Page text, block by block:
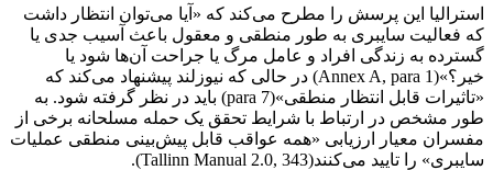
استرالیا این پرسش را مطرح می‌کند که «آیا می‌توان انتظار داشت
که فعالیت سایبری به طور منطقی و معقول باعث آسیب جدی یا
گسترده به زندگی افراد و عامل مرگ یا جراحت آن‌ها شود یا
خیر؟»(Annex A, para 1) در حالی که نیوزلند پیشنهاد می‌کند که
«تاثیرات قابل انتظار منطقی»(para 7) باید در نظر گرفته شود. به
طور مشخص در ارتباط با شرایط تحقق یک حمله مسلحانه برخی از
مفسران معیار ارزیابی «همه عواقب قابل پیش‌بینی منطقی عملیات
سایبری» را تایید می‌کنند(Tallinn Manual 2.0, 343).